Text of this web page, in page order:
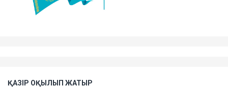
ҚАЗІР ОҚЫЛЫП ЖАТЫР